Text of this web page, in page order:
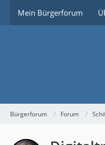
Mein Bürgerforum
Bürgerforum Forum